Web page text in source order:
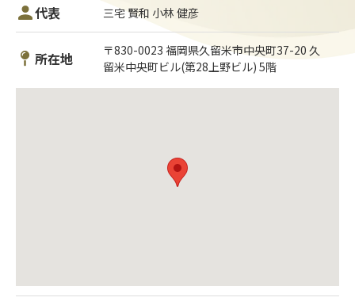
代表 三宅 賢和 小林 健彦
所在地
〒830-0023 福岡県久留米市中央町37-20 久
留米中央町ビル(第28上野ビル) 5階